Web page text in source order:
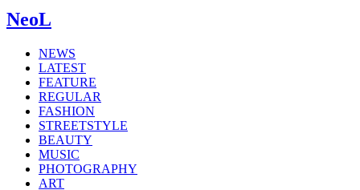
NeoL
NEWS
LATEST
FEATURE
REGULAR
FASHION
STREETSTYLE
BEAUTY
MUSIC
PHOTOGRAPHY
ART